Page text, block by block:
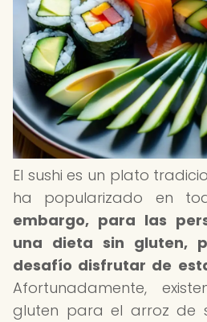
El sushi es un plato
ha popularizado en
embargo, para las
una dieta sin gluten,
desafío disfrutar de
Afortunadamente,
gluten para el arroz de